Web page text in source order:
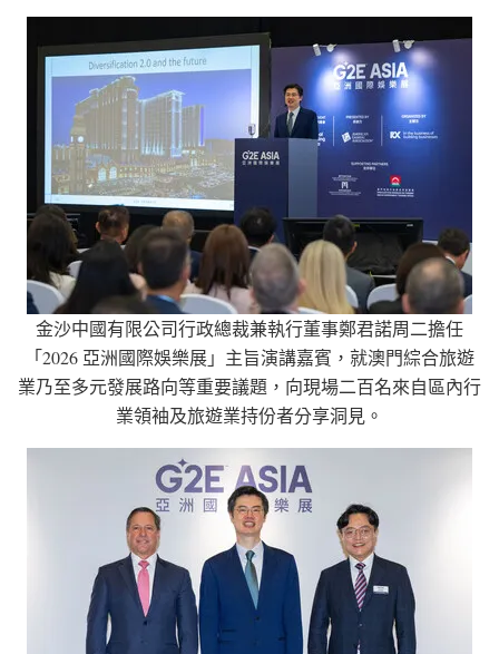
金沙中國有限公司行政總裁兼執行董事鄭君諾周二擔任
「2026 亞洲國際娛樂展」主旨演講嘉賓，就澳門綜合旅遊
業乃至多元發展路向等重要議題，向現場二百名來自區內行
業領袖及旅遊業持份者分享洞見。